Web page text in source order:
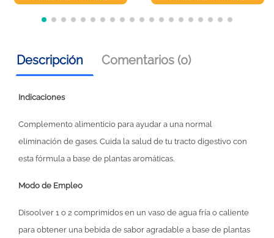
Descripción Comentarios (0)
Indicaciones
Complemento alimenticio para ayudar a una normal
eliminación de gases. Cuida la salud de tu tracto digestivo con
esta fórmula a base de plantas aromáticas.
Modo de Empleo
Disoolver 1 o 2 comprimidos en un vaso de agua fría o caliente
para obtener una bebida de sabor agradable a base de plantas